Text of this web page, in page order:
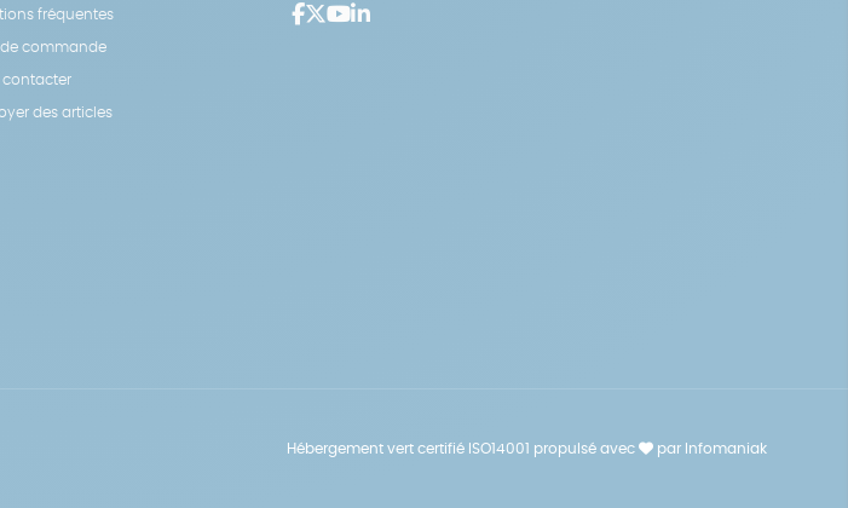
fréquentes
de commande
contacter
des articles
Hébergement vert certifié ISO14001 propulsé avec par Infomaniak